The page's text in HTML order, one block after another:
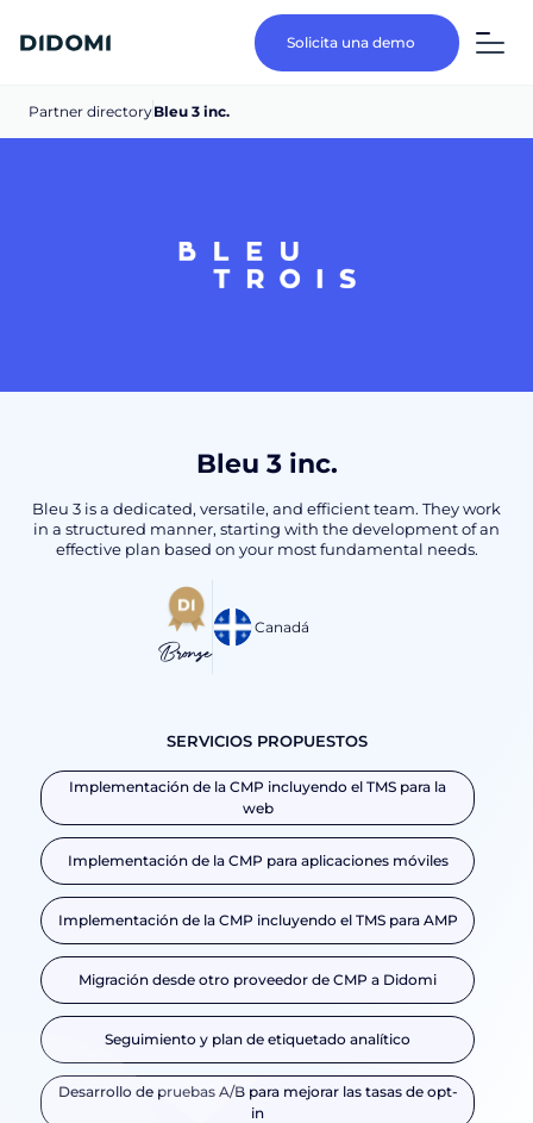
Solicita una demo
Partner directoryBleu 3 inc.
Bleu 3 inc.
Bleu 3 is a dedicated, versatile, and efficient team. They work
in a structured manner, starting with the development of an
effective plan based on your most fundamental needs.
Bronze
Canadá
SERVICIOS PROPUESTOS
Implementación de la CMP incluyendo el TMS para la
web
Implementación de la CMP para aplicaciones móviles
Implementación de la CMP incluyendo el TMS para AMP
Migración desde otro proveedor de CMP a Didomi
Seguimiento y plan de etiquetado analítico
Desarrollo de pruebas A/B para mejorar las tasas de opt-
in